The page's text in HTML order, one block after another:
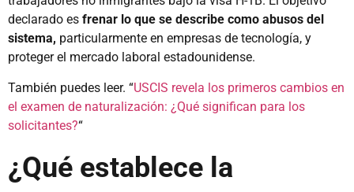
declarado es frenar lo que se describe como abusos del
sistema, particularmente en empresas de tecnología, y
proteger el mercado laboral estadounidense.
También puedes leer. “USCIS revela los primeros cambios en
el examen de naturalización: ¿Qué significan para los
solicitantes?“
¿Qué establece la